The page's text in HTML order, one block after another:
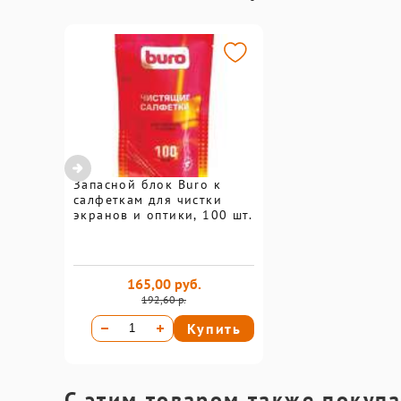
Запасной блок Buro к
салфеткам для чистки
экранов и оптики, 100 шт.
192,60 р.
165,00 руб.
Купить